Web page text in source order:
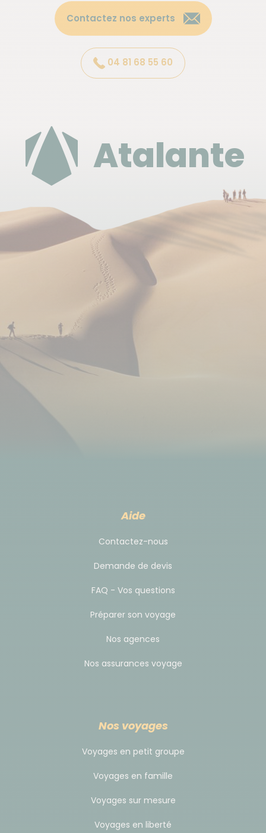
´hôtel. Au dernier étage, on peut profiter de la
piscine et d’une terrasse avec une vue
magnifique sur la ville de Funchal, la baie et les
Heure et lieu de rendez-vous
Accueil à l'aéroport de Funchal, J01 pour le transfert
Dispersion
À l'aéroport de Funchal, J12 pour le transfert hôtel -
Se loger avant ou après le circuit
Nuits supplémentaires, consulter l'onglet prix-option.
Déplacement
Budget & change
La monnaie est l'Euro.
Les banques sont fermées le week-end mais toutes
Contactez nos experts
04 81 68 55 60
Atalante
Aide
Contactez-nous
Demande de devis
FAQ - Vos questions
Préparer son voyage
Nos agences
Nos assurances voyage
Nos voyages
Voyages en petit groupe
Voyages en famille
Voyages sur mesure
Voyages en liberté